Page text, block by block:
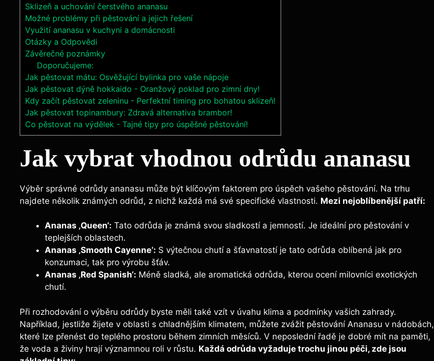
Sklizeň a uchování čerstvého ananasu
Možné problémy při pěstování a jejich řešení
Využití ananasu v kuchyni a domácnosti
Otázky a Odpovědi
Závěrečné poznámky
Doporučujeme:
Jak pěstovat mátu: Osvěžující bylinka pro vaše nápoje
Jak pěstovat dýně hokkaido - Oranžový poklad pro zimní dny!
Kdy začít pěstovat zeleninu - Perfektní timing pro bohatou sklizeň!
Jak pěstovat topinambury: Zdravá alternativa brambor!
Co pěstovat na výdělek - Tajné tipy pro úspěšné pěstování!
Jak vybrat vhodnou odrůdu ananasu
Výběr správné odrůdy ananasu může být klíčovým faktorem pro úspěch vašeho pěstování. Na trhu
najdete několik známých odrůd, z nichž každá má své specifické vlastnosti. Mezi nejoblíbenější patří:
Ananas ‚Queen‘: Tato odrůda je známá svou sladkostí a jemností. Je ideální pro pěstování v
teplejších oblastech.
Ananas ‚Smooth Cayenne‘: S výtečnou chutí a šťavnatostí je tato odrůda oblíbená jak pro
konzumaci, tak pro výrobu šťáv.
Ananas ‚Red Spanish‘: Méně sladká, ale aromatická odrůda, kterou ocení milovníci exotických
chutí.
Při rozhodování o výběru odrůdy byste měli také vzít v úvahu klima a podmínky vašich zahrady.
Například, jestliže žijete v oblasti s chladnějším klimatem, můžete zvážit pěstování Ananasu v nádobách,
které lze přenést do teplého prostoru během zimních měsíců. V neposlední řadě je dobré mít na paměti,
že voda a živiny hrají významnou roli v růstu. Každá odrůda vyžaduje trochu jinou péči, zde jsou